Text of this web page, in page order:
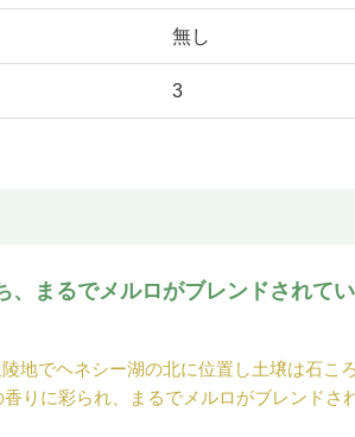
無し
3
まるでメルロがブレンドされて
地でヘネシー湖の北に位置し土壌は石こ
りに彩られ、まるでメルロがブレンドさ